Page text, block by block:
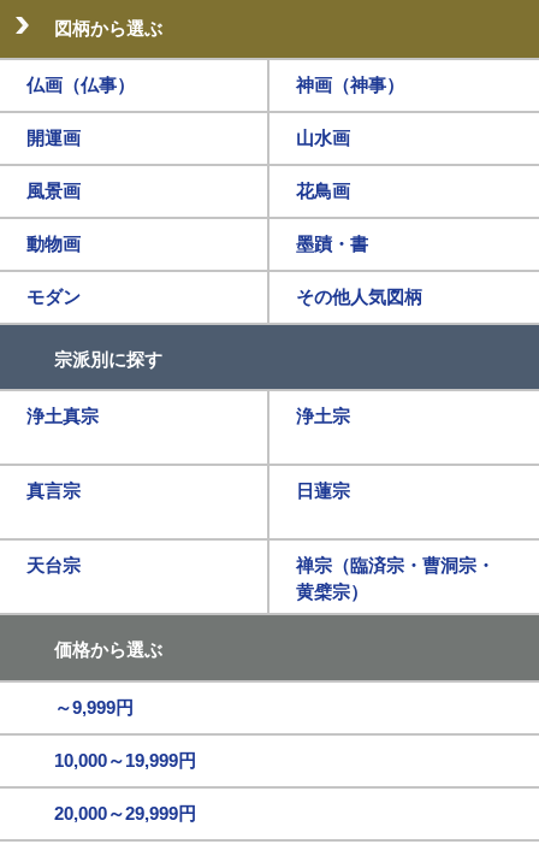
図柄から選ぶ
仏画（仏事） 神画（神事）
開運画 山水画
風景画 花鳥画
動物画 墨蹟・書
モダン その他人気図柄
宗派別に探す
浄土真宗 浄土宗
真言宗 日蓮宗
天台宗
禅宗（臨済宗・曹洞宗・
黄檗宗）
価格から選ぶ
～9,999円
10,000～19,999円
20,000～29,999円